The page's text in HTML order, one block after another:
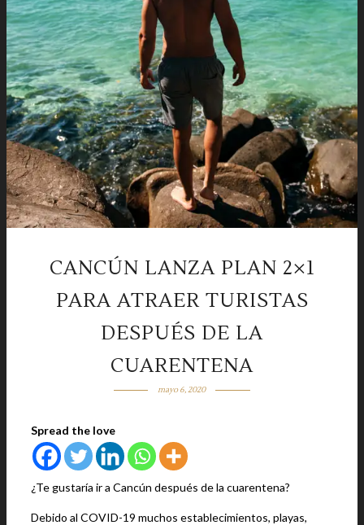
CANCÚN LANZA PLAN 2×1
PARA ATRAER TURISTAS
DESPUÉS DE LA
CUARENTENA
mayo 6, 2020
Spread the love
¿Te gustaría ir a Cancún después de la cuarentena?
Debido al COVID-19 muchos establecimientos, playas,